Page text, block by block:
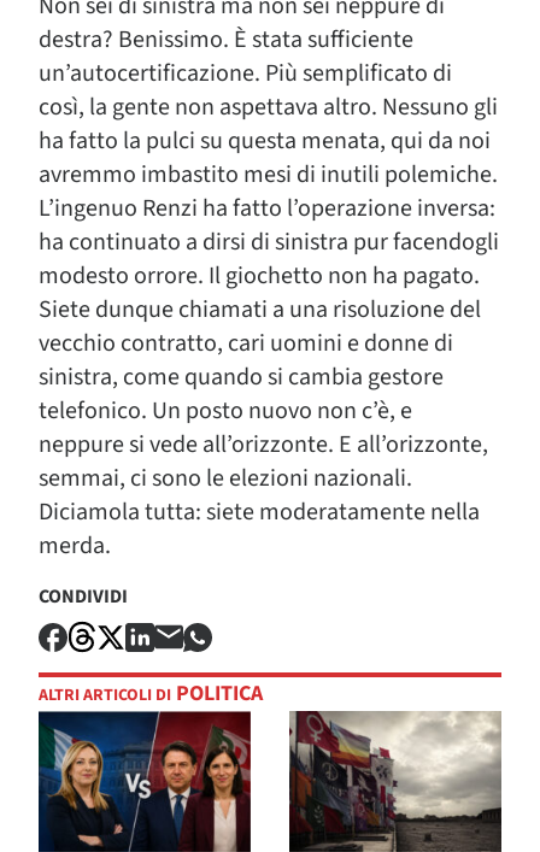
destra? Benissimo. È stata sufficiente
un’autocertificazione. Più semplificato di
così, la gente non aspettava altro. Nessuno gli
ha fatto la pulci su questa menata, qui da noi
avremmo imbastito mesi di inutili polemiche.
L’ingenuo Renzi ha fatto l’operazione inversa:
ha continuato a dirsi di sinistra pur facendogli
modesto orrore. Il giochetto non ha pagato.
Siete dunque chiamati a una risoluzione del
vecchio contratto, cari uomini e donne di
sinistra, come quando si cambia gestore
telefonico. Un posto nuovo non c’è, e
neppure si vede all’orizzonte. E all’orizzonte,
semmai, ci sono le elezioni nazionali.
Diciamola tutta: siete moderatamente nella
merda.
CONDIVIDI
ALTRI ARTICOLI DI POLITICA